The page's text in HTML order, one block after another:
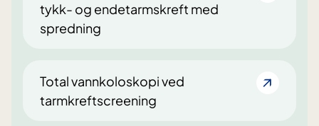
tykk- og endetarmskreft med
spredning
Total vannkoloskopi ved
tarmkreftscreening